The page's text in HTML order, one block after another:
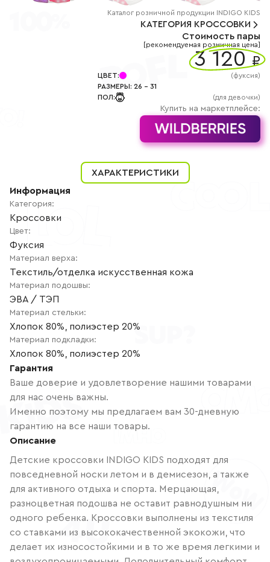
+7
АВТОРИЗАЦИЯ
РЕГИСТРАЦИЯ
Каталог розничной продукции INDIGO KIDS
КАТЕГОРИЯ КРОССОВКИ
Стоимость пары
[рекомендуемая розничная цена]
3 120 ₽
ЦВЕТ: (фуксия)
РАЗМЕРЫ: 26 - 31
ПОЛ: (для девочки)
Купить на маркетплейсе:
ХАРАКТЕРИСТИКИ
Информация
Категория:
Кроссовки
Цвет:
Фуксия
Материал верха:
Текстиль/отделка искусственная кожа
Материал подошвы:
ЭВА / ТЭП
Материал стельки:
Хлопок 80%, полиэстер 20%
Материал подкладки:
Хлопок 80%, полиэстер 20%
Гарантия
Ваше доверие и удовлетворение нашими товарами
для нас очень важны.
Именно поэтому мы предлагаем вам 30-дневную
гарантию на все наши товары.
Описание
Детские кроссовки INDIGO KIDS подходят для
повседневной носки летом и в демисезон, а также
для активного отдыха и спорта. Мерцающая,
разноцветная подошва не оставит равнодушным ни
одного ребенка. Кроссовки выполнены из текстиля
со ставками из высококачественной экокожи, что
делает их износостойкими и в то же время легкими и